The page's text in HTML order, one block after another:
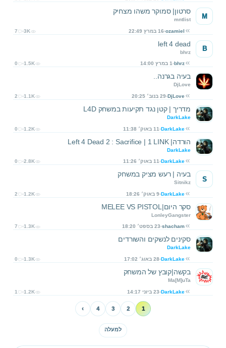
סרטון| סמוקר משהו מצחיק
mntlist
ozamiel 16 במרץ 22:49 7 3K
M
left 4 dead
bhrz
bhrz 1 במרץ 14:00 0 1.5K
B
בעיה בגרנה..
DjLove
DjLove 29 בנוב׳ 20:25 2 1.1K
מדריך | קטן נגד תקיעות במשחק L4D
DarkLake
DarkLake 11 באוק׳ 11:38 0 1.2K
הורדה| Left 4 Dead 2 : Sacrifice | 1 LINK
DarkLake
DarkLake 11 באוק׳ 11:26 0 2.8K
בעיה | רעש מציק במשחק
Sitnikz
DarkLake 9 באוק׳ 18:26 2 1.2K
S
סקר היום|MELEE VS PISTOL
LonleyGangster
shacham 23 בספט׳ 18:20 7 1.3K
סקינים לנשקים והשורדים
DarkLake
DarkLake 28 באוג׳ 17:02 0 1.3K
בקשה|קובץ של המשחק
Ma[M]uTa
DarkLake 23 ביוני 14:17 1 1.2K
1
2
3
4
›
למעלה